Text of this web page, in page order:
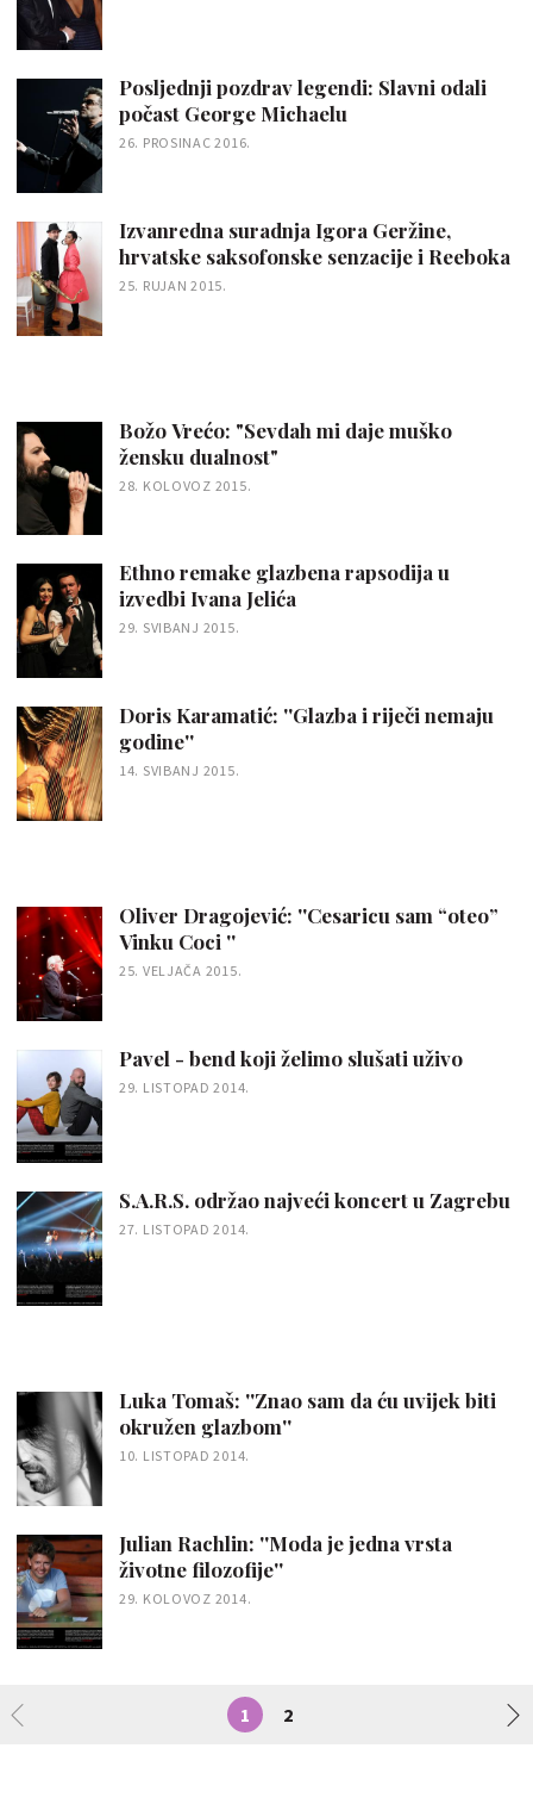
Posljednji pozdrav legendi: Slavni odali
počast George Michaelu
26. PROSINAC 2016.
Izvanredna suradnja Igora Geržine,
hrvatske saksofonske senzacije i Reeboka
25. RUJAN 2015.
Božo Vrećo: "Sevdah mi daje muško
žensku dualnost"
28. KOLOVOZ 2015.
Ethno remake glazbena rapsodija u
izvedbi Ivana Jelića
29. SVIBANJ 2015.
Doris Karamatić: ''Glazba i riječi nemaju
godine''
14. SVIBANJ 2015.
Oliver Dragojević: ''Cesaricu sam “oteo”
Vinku Coci ''
25. VELJAČA 2015.
Pavel - bend koji želimo slušati uživo
29. LISTOPAD 2014.
S.A.R.S. održao najveći koncert u Zagrebu
27. LISTOPAD 2014.
Luka Tomaš: ''Znao sam da ću uvijek biti
okružen glazbom''
10. LISTOPAD 2014.
Julian Rachlin: ''Moda je jedna vrsta
životne filozofije''
29. KOLOVOZ 2014.
1 2